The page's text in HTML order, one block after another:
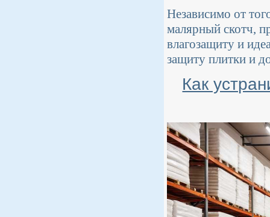
Независимо от
малярный скотч,
влагозащиту и
защиту плитки и
Как